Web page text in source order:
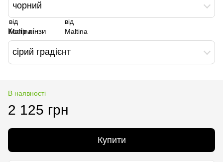
чорний
Колір лінзи
сірий градієнт
В наявності
2 125 грн
Купити